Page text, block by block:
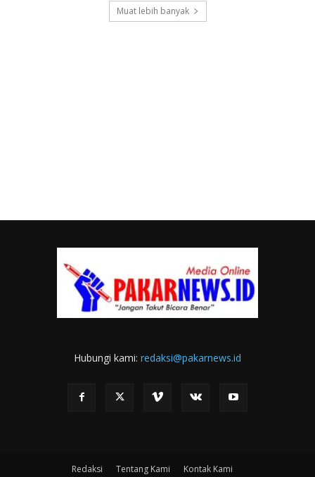
Muat lebih banyak
Hubungi kami: redaksi@pakarnews.id
Redaksi Tentang Kami Kontak Kami